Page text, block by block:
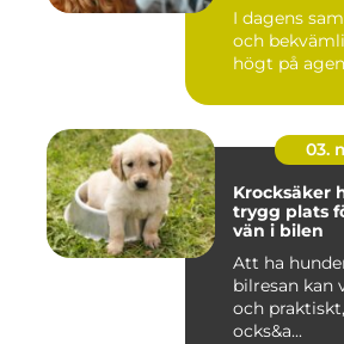
I dagens
och
högt på
03.
Krocksäker
trygg plats
vän i bilen
Att ha
bilresan kan
och
ocks&a...